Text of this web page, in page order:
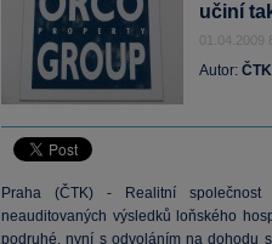
učiní
01.04.2009
Autor: ČTK
Praha (ČTK) - Realitní
neauditovaných výsledků loňského
podruhé, nyní s odvoláním na dohodu